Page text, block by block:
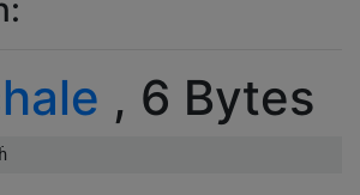
, 6 Bytes